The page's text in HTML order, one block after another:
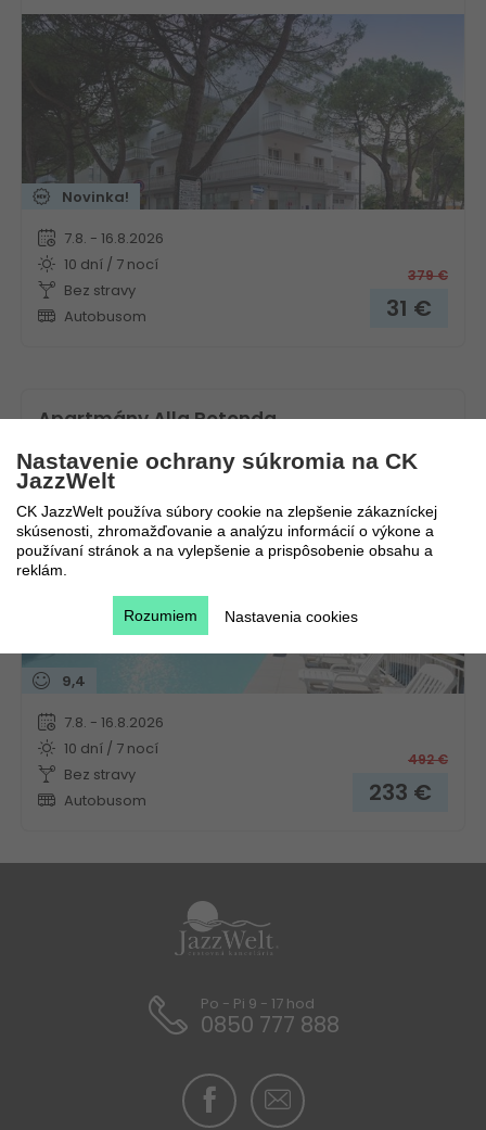
Novinka!
7.8. - 16.8.2026
10 dní / 7 nocí
Bez stravy
Autobusom
379€
31 €
Apartmány Alla Rotonda
Taliansko Benátska riviéra
9,4
7.8. - 16.8.2026
10 dní / 7 nocí
Bez stravy
Autobusom
492€
233 €
Po - Pi 9 - 17 hod
0850 777 888
Nastavenie ochrany súkromia na CK
JazzWelt
CK JazzWelt používa súbory cookie na zlepšenie zákazníckej
skúsenosti, zhromažďovanie a analýzu informácií o výkone a
používaní stránok a na vylepšenie a prispôsobenie obsahu a
reklám.
Nastavenia cookies
Rozumiem